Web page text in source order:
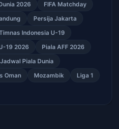
2026
FIFA Matchday
Persija Jakarta
Indonesia U-19
19 2026
Piala AFF 2026
Jadwal Piala Dunia
Oman Mozambik
Liga 1